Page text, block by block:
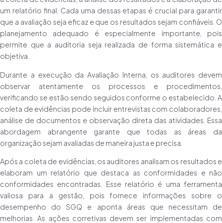
um relatório final. Cada uma dessas etapas é crucial para garantir
que a avaliação seja eficaz e que os resultados sejam confiáveis. O
planejamento adequado é especialmente importante, pois
permite que a auditoria seja realizada de forma sistemática e
objetiva.
Durante a execução da Avaliação Interna, os auditores devem
observar atentamente os processos e procedimentos,
verificando se estão sendo seguidos conforme o estabelecido. A
coleta de evidências pode incluir entrevistas com colaboradores,
análise de documentos e observação direta das atividades. Essa
abordagem abrangente garante que todas as áreas da
organização sejam avaliadas de maneira justa e precisa.
Após a coleta de evidências, os auditores analisam os resultados e
elaboram um relatório que destaca as conformidades e não
conformidades encontradas. Esse relatório é uma ferramenta
valiosa para a gestão, pois fornece informações sobre o
desempenho do SGQ e aponta áreas que necessitam de
melhorias. As ações corretivas devem ser implementadas com